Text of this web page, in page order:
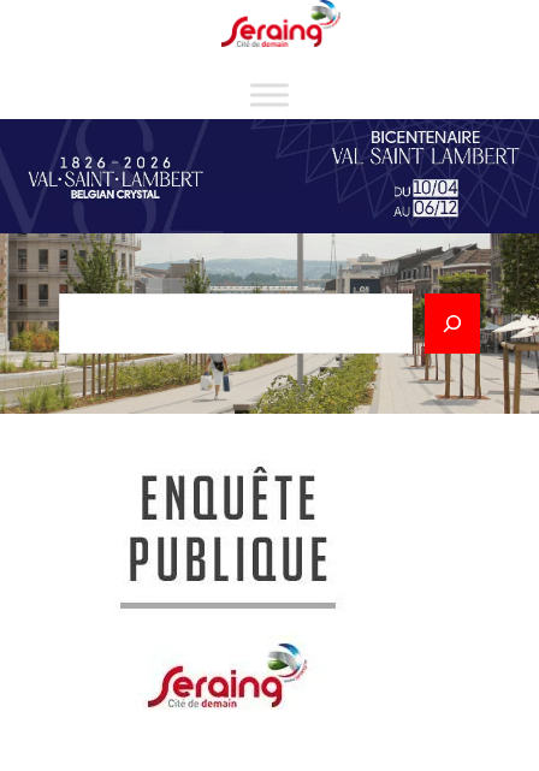
Rechercher
Cookies management panel